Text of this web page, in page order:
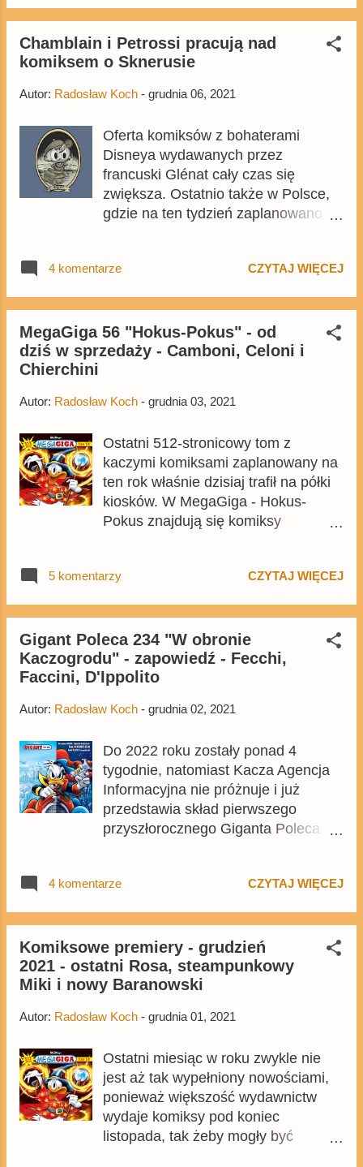
Donald. Druga tajemnica starego
zamczyska to także olbrzymia ilość
dodatków zamykająca kolekcję. Tom
Chamblain i Petrossi pracują nad
komiksem o Sknerusie
Autor: Radosław Koch - grudnia 06, 2021
Oferta komiksów z bohaterami
Disneya wydawanych przez
francuski Glénat cały czas się
zwiększa. Ostatnio także w Polsce,
gdzie na ten tydzień zaplanowano
wydawnictwo nie stworzyło żadnego
McKwaczowi. Wkrótce ta strata
będzie nadrobiona, a za komiks
bierze się nie byle jaki duet, lecz
nad albumem o roboczym tytule Le
Glasgow) , który przedstawi losy 9-
letniego Sknerusa. Autorzy
podkreślą, że są wielkimi fanami
Życia i czasów Sknerusa McKwacza
Dona Rosy, a swoim komiksem będą
szczegółów fabuły, ale wspominają,
że postarają się w albumie
przemycić kontekst historyczny,
chociażby związany z
wykorzystywaniem ówcześnie dzieci
w pracy w kopalniach, ale w taki
się do szerokiego g...
4 komentarze CZYTAJ WIĘCEJ
MegaGiga 56 "Hokus-Pokus" - od
dziś w sprzedaży - Camboni, Celoni i
Chierchini
Autor: Radosław Koch - grudnia 03, 2021
Ostatni 512-stronicowy tom z
kaczymi komiksami zaplanowany na
ten rok właśnie dzisiaj trafił na półki
kiosków. W MegaGiga - Hokus-
Pokus znajdują się komiksy
także na Egmont.pl . Wydanie
co niemiecki Lustiges Taschenbuch
Spezial 103 .
5 komentarzy CZYTAJ WIĘCEJ
Gigant Poleca 234 "W obronie
Kaczogrodu" - zapowiedź - Fecchi,
Faccini, D'Ippolito
Autor: Radosław Koch - grudnia 02, 2021
Do 2022 roku zostały ponad 4
tygodnie, natomiast Kacza Agencja
Informacyjna nie próżnuje i już
przedstawia skład pierwszego
przyszłorocznego Giganta Poleca .
stycznia. Warto przypomnieć, że w
8 tomów serii, a wszystkie z nich
możecie dostać w ramach
prenumeraty za 87,92 zł. Tom będzie
kopią styczniowego wydania
.
4 komentarze CZYTAJ WIĘCEJ
Komiksowe premiery - grudzień
2021 - ostatni Rosa, steampunkowy
Miki i nowy Baranowski
Autor: Radosław Koch - grudnia 01, 2021
Ostatni miesiąc w roku zwykle nie
jest aż tak wypełniony nowościami,
ponieważ większość wydawnictw
wydaje komiksy pod koniec
listopada, tak żeby mogły być